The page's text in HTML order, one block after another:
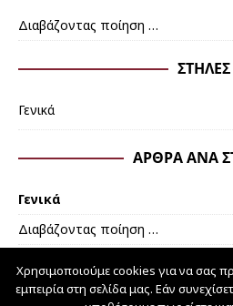
Διαβάζοντας ποίηση …
ΣΤΉΛΕΣ
Γενικά
ΆΡΘΡΑ ΑΝΆ
Γενικά
Διαβάζοντας ποίηση …
Χρησιμοποιούμε cookies για να σας
εμπειρία στη σελίδα μας. Εάν